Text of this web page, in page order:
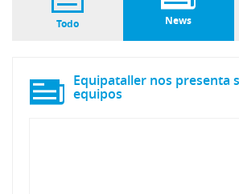
Todo News
Equipataller nos presenta
equipos